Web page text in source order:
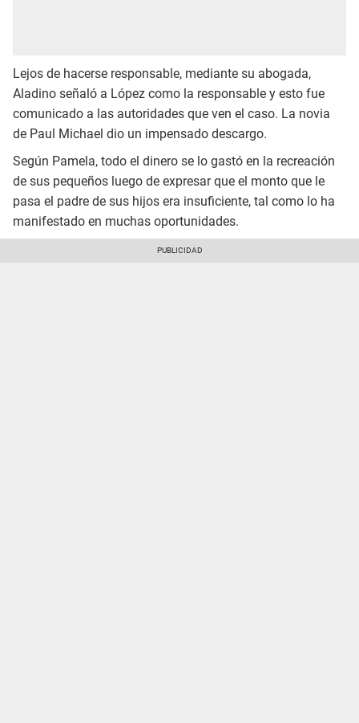
Lejos de hacerse responsable, mediante su abogada,
Aladino señaló a López como la responsable y esto fue
comunicado a las autoridades que ven el caso. La novia
de Paul Michael dio un impensado descargo.
Según Pamela, todo el dinero se lo gastó en la recreación
de sus pequeños luego de expresar que el monto que le
pasa el padre de sus hijos era insuficiente, tal como lo ha
manifestado en muchas oportunidades.